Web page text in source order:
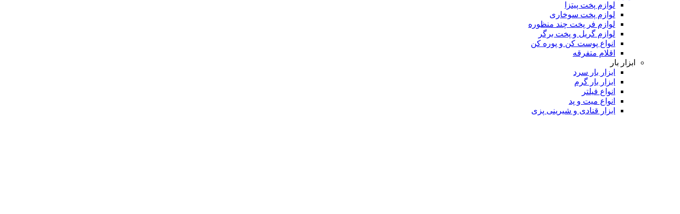
لوازم پخت پیتزا
لوازم پخت سوخاری
لوازم فر پخت چند منظوره
لوازم گریل و پخت برگر
انواع پوست کن و پوره کن
اقلام متفرقه
ابزار بار
ابزار بار سرد
ابزار بار گرم
انواع فیلتر
انواع میت و پد
ابزار قنادی و شیرینی پزی